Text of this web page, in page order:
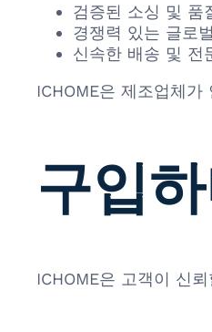
검증된 소싱 및 품
경쟁력 있는 글로
신속한 배송 및 전
ICHOME은 제조업체
구입
ICHOME은 고객이 신